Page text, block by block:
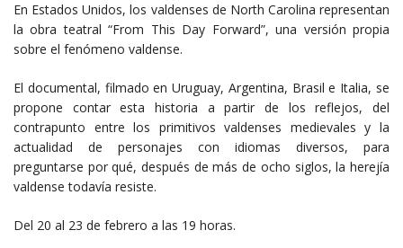
En Estados Unidos, los valdenses de North Carolina representan
la obra teatral “From This Day Forward”, una versión propia
sobre el fenómeno valdense.
El documental, filmado en Uruguay, Argentina, Brasil e Italia, se
propone contar esta historia a partir de los reflejos, del
contrapunto entre los primitivos valdenses medievales y la
actualidad de personajes con idiomas diversos, para
preguntarse por qué, después de más de ocho siglos, la herejía
valdense todavía resiste.
Del 20 al 23 de febrero a las 19 horas.